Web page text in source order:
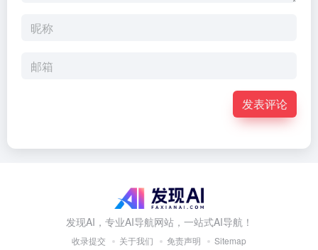
发表评论
发现AI，专业AI导航网站，一站式AI导航！
收录提交 关于我们 免责声明 Sitemap